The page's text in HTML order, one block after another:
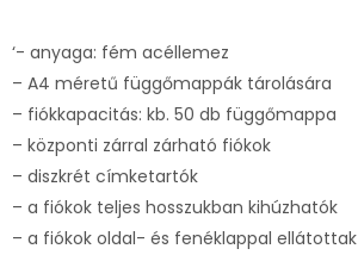
‘- anyaga: fém acéllemez
– A4 méretű függőmappák tárolására
– fiókkapacitás: kb. 50 db függőmappa
– központi zárral zárható fiókok
– diszkrét címketartók
– a fiókok teljes hosszukban kihúzhatók
– a fiókok oldal- és fenéklappal ellátottak